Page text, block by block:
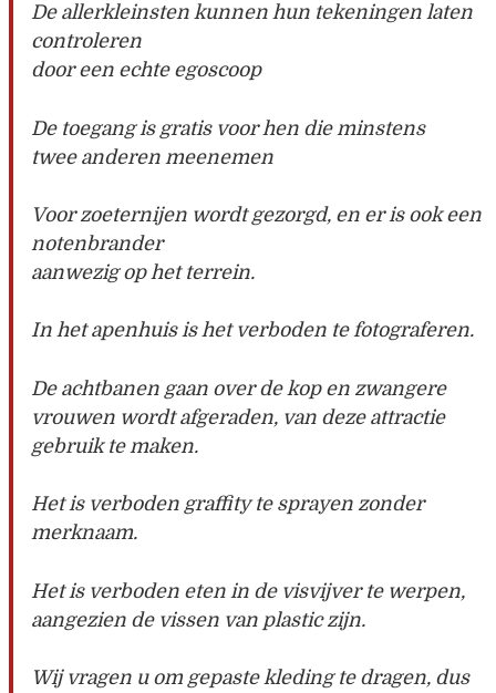
De allerkleinsten kunnen hun tekeningen laten
controleren
door een echte egoscoop
De toegang is gratis voor hen die minstens
twee anderen meenemen
Voor zoeternijen wordt gezorgd, en er is ook een
notenbrander
aanwezig op het terrein.
In het apenhuis is het verboden te fotograferen.
De achtbanen gaan over de kop en zwangere
vrouwen wordt afgeraden, van deze attractie
gebruik te maken.
Het is verboden graffity te sprayen zonder
merknaam.
Het is verboden eten in de visvijver te werpen,
aangezien de vissen van plastic zijn.
Wij vragen u om gepaste kleding te dragen, dus